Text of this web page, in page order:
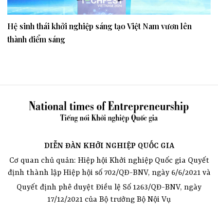
Hệ sinh thái khởi nghiệp sáng tạo Việt Nam vươn lên
thành điểm sáng
DIỄN ĐÀN KHỞI NGHIỆP QUỐC GIA
Cơ quan chủ quản: Hiệp hội Khởi nghiệp Quốc gia Quyết
định thành lập Hiệp hội số 702/QĐ-BNV, ngày 6/6/2021 và
Quyết định phê duyệt Điều lệ Số 1263/QĐ-BNV, ngày
17/12/2021 của Bộ trưởng Bộ Nội Vụ